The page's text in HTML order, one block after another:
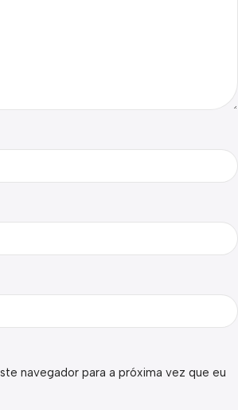
navegador para a próxima vez que eu